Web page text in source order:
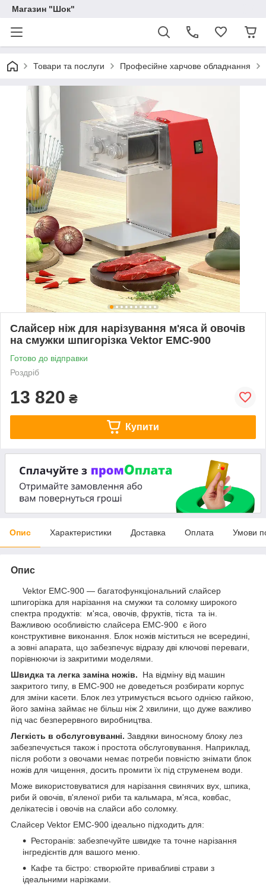
Магазин "Шок"
Товари та послуги Професійне харчове обладнання
Слайсер ніж для нарізування м'яса й овочів
на смужки шпигорізка Vektor ЕМС-900
Готово до відправки
Роздріб
13 820 ₴
Купити
Опис Характеристики Доставка Оплата Умови
Опис
Vektor ЕМС-900 — багатофункціональний слайсер
шпигорізка для нарізання на смужки та соломку широкого
спектра продуктів: м'яса, овочів, фруктів, тіста та ін.
Важливою особливістю слайсера ЕМС-900 є його
конструктивне виконання. Блок ножів міститься не всередині,
а зовні апарата, що забезпечує відразу дві ключові переваги,
порівнюючи із закритими моделями.
Швидка та легка заміна ножів. На відміну від машин
закритого типу, в ЕМС-900 не доведеться розбирати корпус
для зміни касети. Блок лез утримується всього однією гайкою,
його заміна займає не більш ніж 2 хвилини, що дуже важливо
під час безперервного виробництва.
Легкість в обслуговуванні. Завдяки виносному блоку лез
забезпечується також і простота обслуговування. Наприклад,
після роботи з овочами немає потреби повністю знімати блок
ножів для чищення, досить промити їх під струменем води.
Може використовуватися для нарізання свинячих вух, шпика,
риби й овочів, в'яленої риби та кальмара, м'яса, ковбас,
делікатесів і овочів на слайси або соломку.
Слайсер Vektor ЕМС-900 ідеально підходить для:
Ресторанів: забезпечуйте швидке та точне нарізання
інгредієнтів для вашого меню.
Кафе та бістро: створюйте привабливі страви з
ідеальними нарізками.